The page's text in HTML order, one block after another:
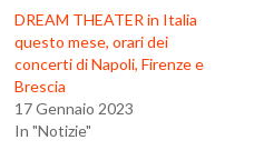
DREAM THEATER in Italia
questo mese, orari dei
concerti di Napoli, Firenze e
Brescia
17 Gennaio 2023
In "Notizie"